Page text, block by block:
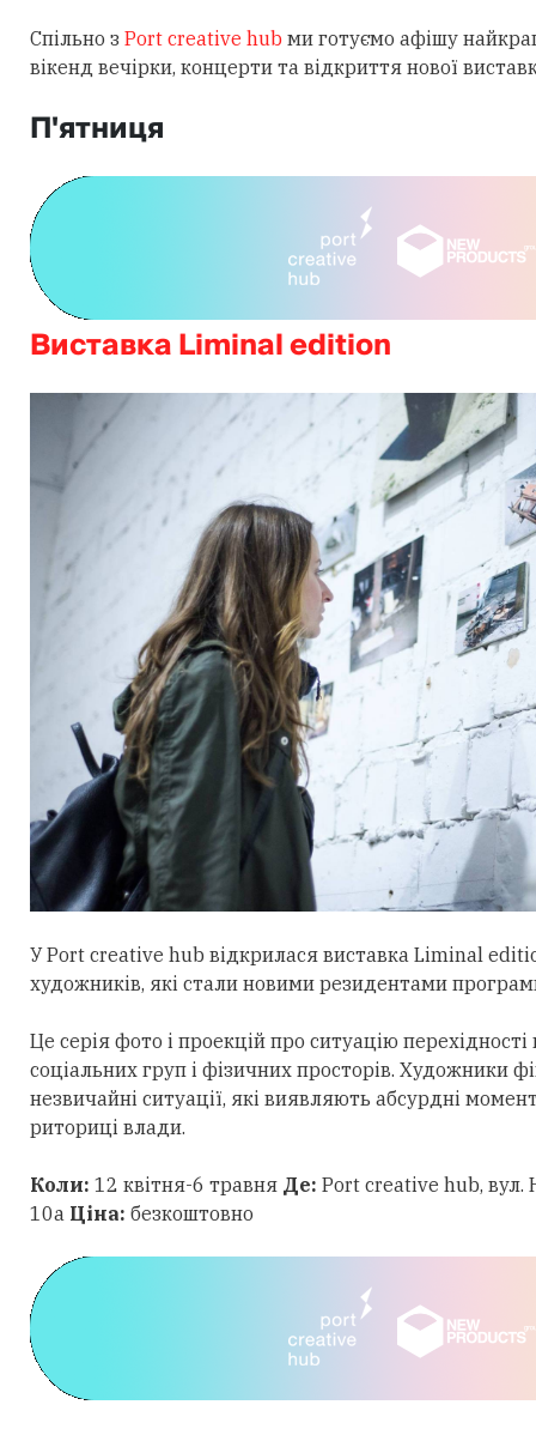
Спільно з Port creative hub ми готуємо афішу
вікенд вечірки, концерти та відкриття нової
П'ятниця
Виставка Liminal edition
У Port creative hub відкрилася виставка Liminal
художників, які стали новими резидентами
Це серія фото і проекцій про ситуацію
соціальних груп і фізичних просторів. Художники
незвичайні ситуації, які виявляють абсурдні
риториці влади.
Коли: 12 квітня-6 травня Де: Port creative hub,
10а Ціна: безкоштовно